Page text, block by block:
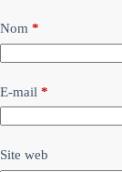
Nom *
E-mail *
Site web